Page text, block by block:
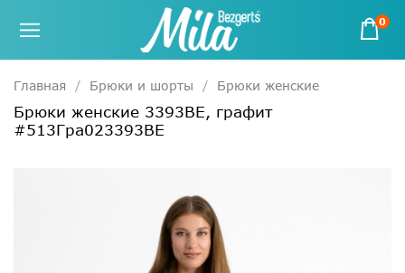
0
Главная Брюки и шорты Брюки женские
Брюки женские 3393ВЕ, графит
#513Гра023393ВЕ